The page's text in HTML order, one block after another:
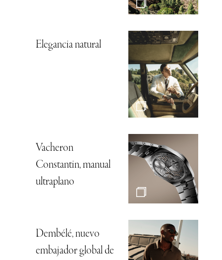
Elegancia natural
Vacheron
Constantin, manual
ultraplano
Dembélé, nuevo
embajador global de